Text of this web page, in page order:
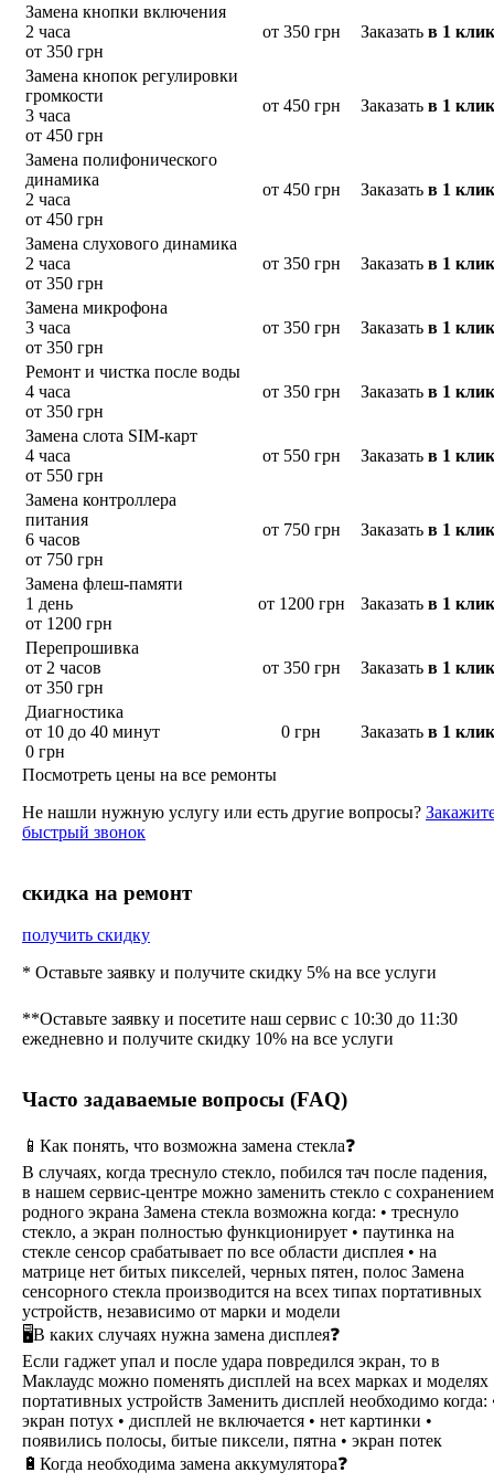
Замена кнопки включения
2 часа
от 350 грн
от 350 грн Заказатьв 1 клик
Замена кнопок регулировки
громкости
3 часа
от 450 грн
от 450 грн Заказатьв 1 клик
Замена полифонического
динамика
2 часа
от 450 грн
от 450 грн Заказатьв 1 клик
Замена слухового динамика
2 часа
от 350 грн
от 350 грн Заказатьв 1 клик
Замена микрофона
3 часа
от 350 грн
от 350 грн Заказатьв 1 клик
Ремонт и чистка после воды
4 часа
от 350 грн
от 350 грн Заказатьв 1 клик
Замена слота SIM-карт
4 часа
от 550 грн
от 550 грн Заказатьв 1 клик
Замена контроллера
питания
6 часов
от 750 грн
от 750 грн Заказатьв 1 клик
Замена флеш-памяти
1 день
от 1200 грн
от 1200 грн Заказатьв 1 клик
Перепрошивка
от 2 часов
от 350 грн
от 350 грн Заказатьв 1 клик
Диагностика
от 10 до 40 минут
0 грн
0 грн Заказатьв 1 клик
Посмотреть цены на все ремонты
Не нашли нужную услугу или есть другие вопросы?
быстрый звонок
cкидка на ремонт
получить скидку
* Оставьте заявку и получите скидку 5% на все услуги
**Оставьте заявку и посетите наш сервис с 10:30 до 11:30
ежедневно и получите скидку 10% на все услуги
Часто задаваемые вопросы (FAQ)
📱Как понять, что возможна замена стекла❓
В случаях, когда треснуло стекло, побился тач после падения,
в нашем сервис-центре можно заменить стекло с сохранением
родного экрана Замена стекла возможна когда: • треснуло
стекло, а экран полностью функционирует • паутинка на
стекле сенсор срабатывает по все области дисплея • на
матрице нет битых пикселей, черных пятен, полос Замена
сенсорного стекла производится на всех типах портативных
устройств, независимо от марки и модели
🖥В каких случаях нужна замена дисплея❓
Если гаджет упал и после удара повредился экран, то в
Маклаудс можно поменять дисплей на всех марках и моделях
портативных устройств Заменить дисплей необходимо когда:
экран потух • дисплей не включается • нет картинки •
появились полосы, битые пиксели, пятна • экран потек
🔋Когда необходима замена аккумулятора❓